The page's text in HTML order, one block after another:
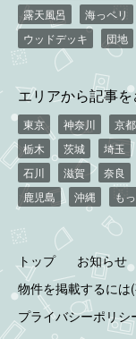
露天風呂
海っペリ
ウッドデッキ
団地
エリアから記事
東京 神奈川 京都
栃木
茨城 埼玉
石川
滋賀 奈良
鹿児島
沖縄 も
トップ お知らせ
物件を掲載するには
プライバシーポリシ